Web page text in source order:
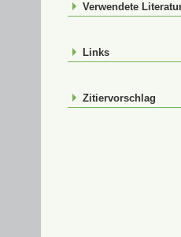
Verwendete
Links
Zitiervorschlag